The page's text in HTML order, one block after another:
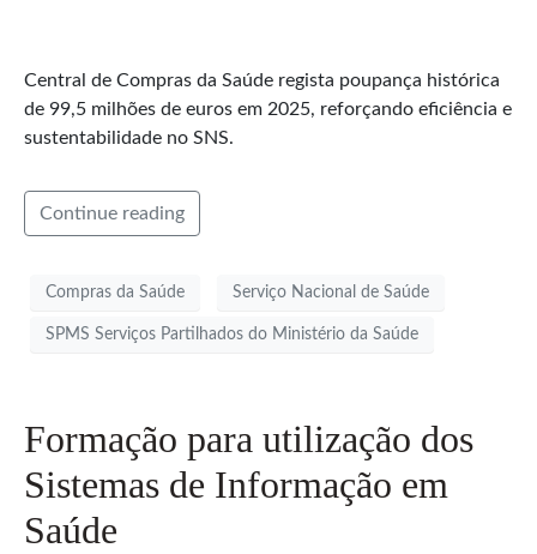
Central de Compras da Saúde regista poupança histórica
de 99,5 milhões de euros em 2025, reforçando eficiência e
sustentabilidade no SNS.
Continue reading
Compras da Saúde Serviço Nacional de Saúde
SPMS Serviços Partilhados do Ministério da Saúde
Formação para utilização dos
Sistemas de Informação em
Saúde